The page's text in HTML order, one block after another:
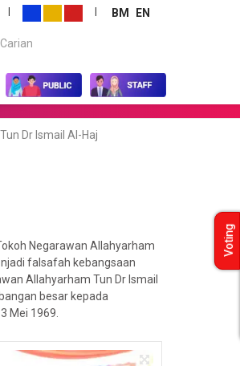
| | BM
EN
Dr Ismail Al-Haj
Negarawan Allahyarham
falsafah kebangsaan
Allahyarham Tun Dr Ismail
besar kepada
Mei 1969.
Voting